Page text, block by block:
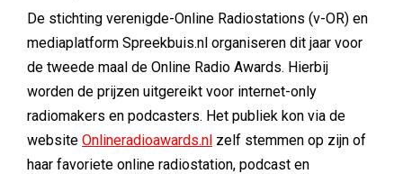
De stichting verenigde-Online Radiostations (v-OR) en
mediaplatform Spreekbuis.nl organiseren dit jaar voor
de tweede maal de Online Radio Awards. Hierbij
worden de prijzen uitgereikt voor internet-only
radiomakers en podcasters. Het publiek kon via de
website Onlineradioawards.nl zelf stemmen op zijn of
haar favoriete online radiostation, podcast en